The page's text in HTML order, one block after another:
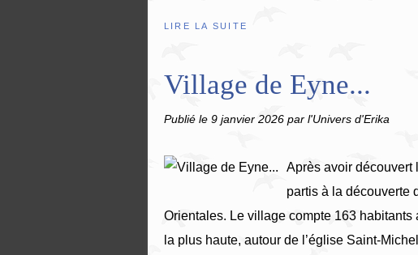
LIRE LA SUITE
Village de Eyne...
Publié le 9 janvier 2026 par l'Univers d'Erika
Après avoir découvert
partis à la découverte
Orientales. Le village compte 163
la plus haute, autour de l’église Saint-